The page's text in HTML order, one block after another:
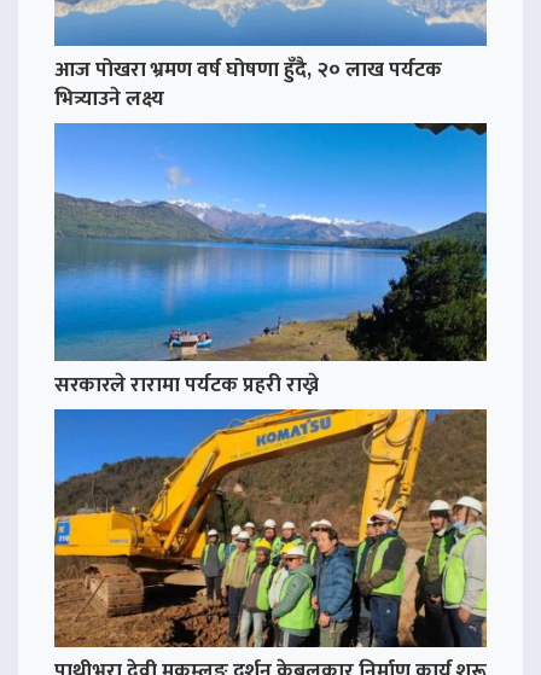
आज पोखरा भ्रमण वर्ष घोषणा हुँदै, २० लाख पर्यटक
भित्र्याउने लक्ष्य
सरकारले रारामा पर्यटक प्रहरी राख्ने